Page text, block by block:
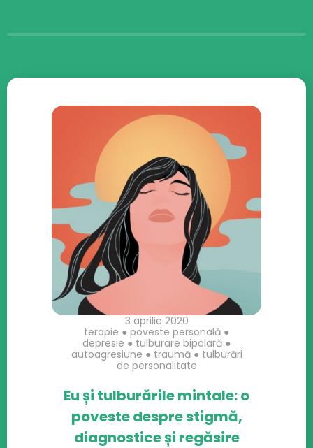
3 aprilie 2020
terapie ● poveste personală ●
depresie ● tulburare bipolară ●
autoagresiune ● traumă● tulburări
de personalitate
Eu și tulburările mintale: o
poveste despre stigmă,
diagnostice și regăsire